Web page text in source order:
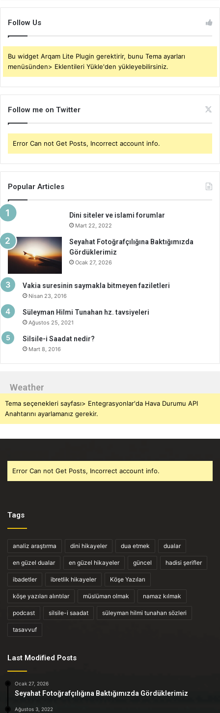
Follow Us
Bu widget Arqam Lite Plugin gerektirir, bunu Tema ayarları
menüsünden> Eklentileri Yükle'den yükleyebilirsiniz.
Follow me on Twitter
Error Can not Get Posts, Incorrect account info.
Popular Articles
Dini siteler ve islami forumlar
Mart 22, 2022
Seyahat Fotoğrafçılığına Baktığımızda
Gördüklerimiz
Ocak 27, 2026
Vakia suresinin saymakla bitmeyen faziletleri
Nisan 23, 2016
Süleyman Hilmi Tunahan hz. tavsiyeleri
Ağustos 25, 2021
Silsile-i Saadat nedir?
Mart 8, 2016
Weather
Tema seçenekleri sayfası> Entegrasyonlar'da Hava Durumu API
Anahtarını ayarlamanız gerekir.
Error Can not Get Posts, Incorrect account info.
Tags
analiz araştırma dini hikayeler dua etmek dualar
en güzel dualar en güzel hikayeler güncel hadisi şerifler
ibadetler ibretlik hikayeler Köşe Yazıları
köşe yazıları alıntılar müslüman olmak namaz kılmak
podcast silsile-i saadat süleyman hilmi tunahan sözleri
tasavvuf
Last Modified Posts
Ocak 27, 2026
Seyahat Fotoğrafçılığına Baktığımızda Gördüklerimiz
Ağustos 3, 2022